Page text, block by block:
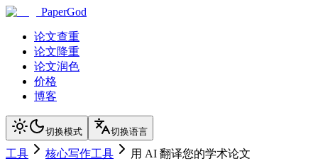
PaperGod
论文查重
论文降重
论文润色
价格
博客
切换模式 切换语言
工具 核心写作工具
用 AI 翻译您的学术论文